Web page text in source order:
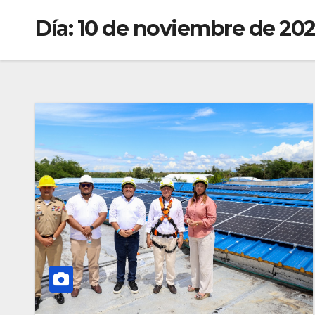
Día:10 de noviembre de